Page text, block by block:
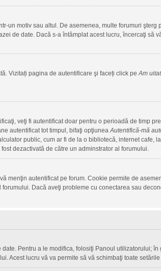
un motiv sau altul. De asemenea, multe forumuri şterg
de date. Dacă s-a întâmplat acest lucru, încercaţi să
Vizitați pagina de autentificare şi faceți click peAm
veţi fi autentificat doar pentru o perioadă de timp
autentificat tot timpul, bifaţi opţiuneaAutentifică-mă
public, cum ar fi de la o bibliotecă, internet cafe,
dezactivată de către un adminstrator al forumului.
menţin autentificat pe forum. Cookie permite de
Dacă aveţi probleme cu conectarea sau
Pentru a le modifica, folosiţi Panoul utilizatorului;
Acest lucru vă va permite să vă schimbaţi toate